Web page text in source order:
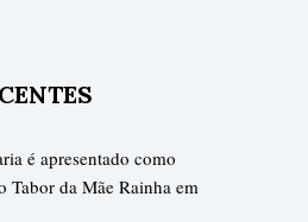
é apresentado como
Tabor da Mãe Rainha em